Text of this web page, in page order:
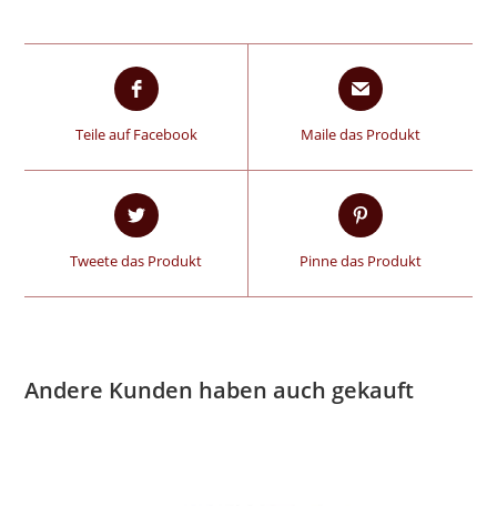
Teile auf Facebook Maile das Produkt
Tweete das Produkt Pinne das Produkt
Andere Kunden haben auch gekauft